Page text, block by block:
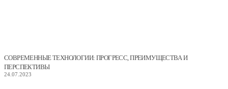
СОВРЕМЕННЫЕ ТЕХНОЛОГИИ: ПРОГРЕСС, ПРЕИМУЩЕСТВА И
ПЕРСПЕКТИВЫ
24.07.2023